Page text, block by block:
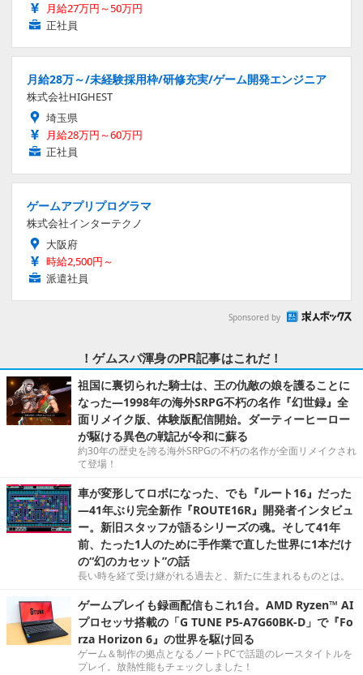
月給27万円～50万円
正社員
月給28万～/未経験採用枠/研修充実/ゲーム開発エンジニア
株式会社HIGHEST
埼玉県
月給28万円～60万円
正社員
ゲームアプリプログラマ
株式会社インターテクノ
大阪府
時給2,500円～
派遣社員
Sponsored by
！ゲムスパ渾身のPR記事はこれだ！
祖国に裏切られた騎士は、王の仇敵の娘を護ることに
なった―1998年の海外SRPG不朽の名作『幻世録』全
面リメイク版、体験版配信開始。ダーティーヒーロー
が駆ける異色の戦記が令和に蘇る
約30年の歴史を誇る海外SRPGの不朽の名作が全面リメイクされ
て登場！
車が変形してロボになった、でも『ルート16』だった
―41年ぶり完全新作『ROUTE16R』開発者インタビュ
ー。新旧スタッフが語るシリーズの魂。そして41年
前、たった1人のために手作業で直した世界に1本だけ
の“幻のカセット”の話
長い時を経て受け継がれる過去と、新たに生まれるものとは。
ゲームプレイも録画配信もこれ1台。AMD Ryzen™ AI
プロセッサ搭載の「G TUNE P5-A7G60BK-D」で『Fo
rza Horizon 6』の世界を駆け回る
ゲーム＆制作の拠点となるノートPCで話題のレースタイトルを
プレイ。放熱性能もチェックしました！